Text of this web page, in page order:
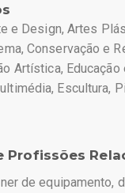
e Design, Artes
Conservação e
Artística, Educação
Escultura,
Profissões
de equipamento,